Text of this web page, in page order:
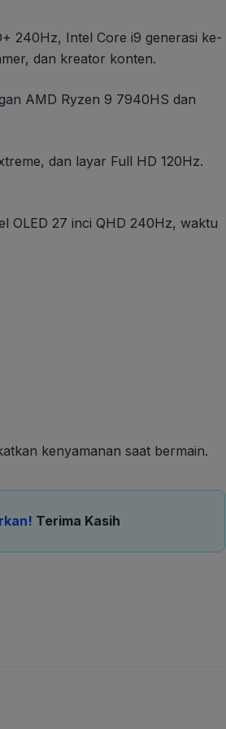
240Hz, Intel Core i9 generasi ke-
dan kreator konten.
AMD Ryzen 9 7940HS dan
dan layar Full HD 120Hz.
OLED 27 inci QHD 240Hz, waktu
kenyamanan saat bermain.
Terima Kasih